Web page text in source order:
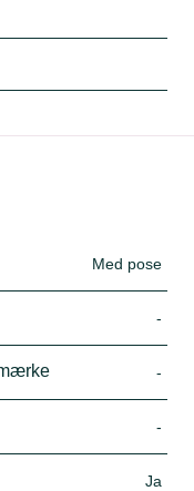
Med pose
-
-
-
Ja